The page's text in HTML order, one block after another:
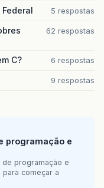
5 respostas
62 respostas
C? 6 respostas
9 respostas
programação e
de programação e
começar a